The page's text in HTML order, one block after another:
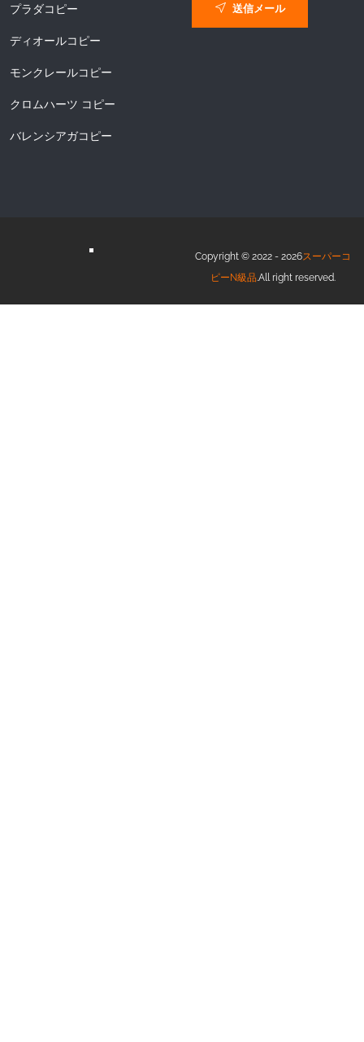
プラダコピー
ディオールコピー
モンクレールコピー
クロムハーツ コピー
バレンシアガコピー
送信メール
Copyright © 2022 - 2026スーパーコ
ピーN級品.All right reserved.